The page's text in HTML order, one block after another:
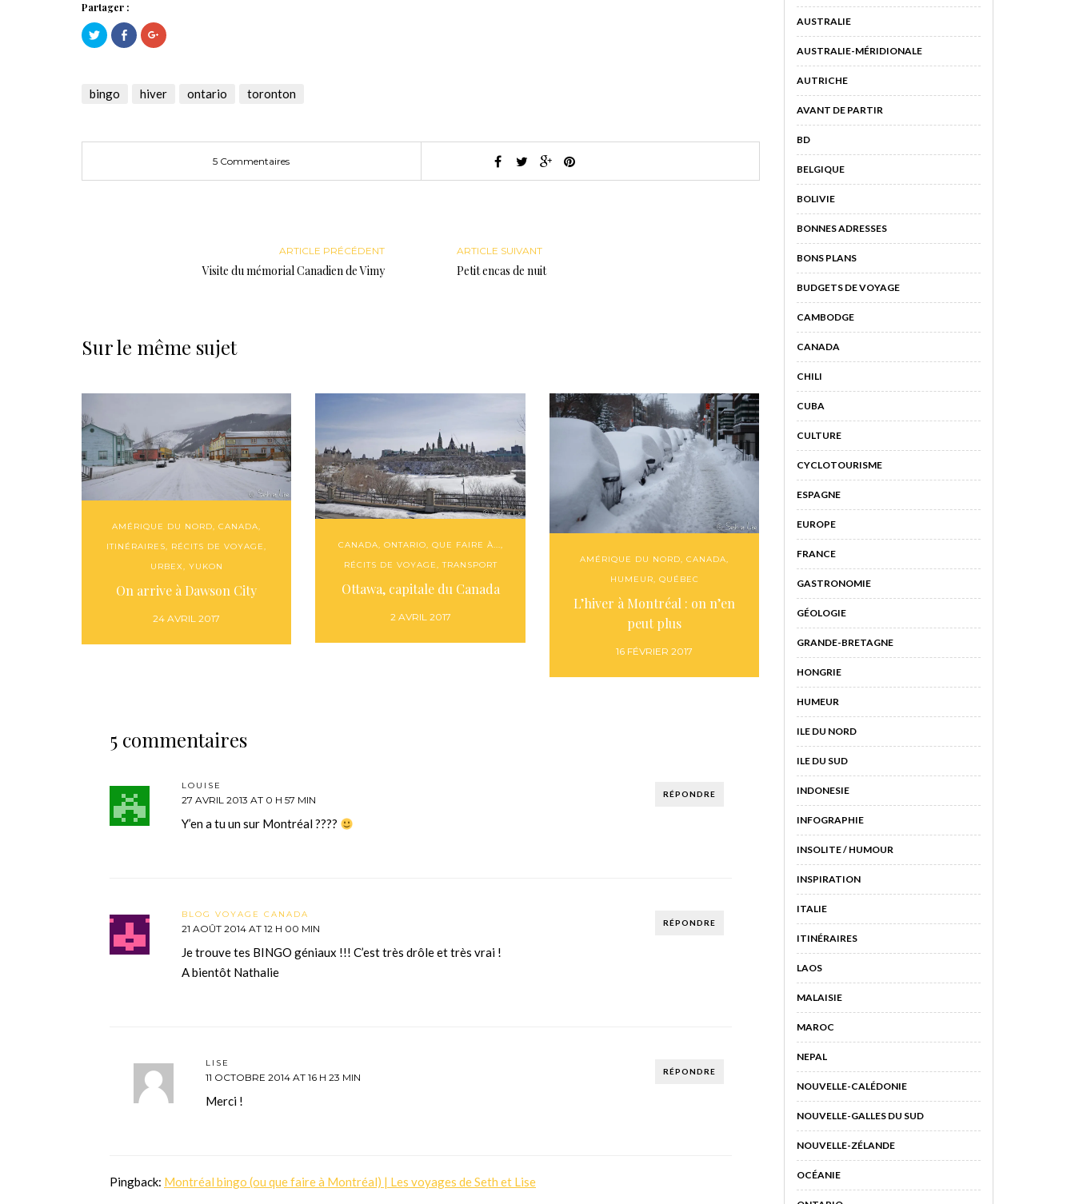
Partager :
Cliquez
pour
partager
une
nouvelle
Cliquez
pour
partager
une
nouvelle
Cliquez
pour
dans
une
bingo hiver ontario toronton
5 Commentaires
ARTICLE PRÉCÉDENT
Visite du mémorial Canadien de Vimy
ARTICLE SUIVANT
Petit encas de nuit
Sur le même sujet
AMÉRIQUE DU NORD,CANADA,
ITINÉRAIRES, RÉCITS DE VOYAGE,
URBEX, YUKON
On arrive à Dawson City
24 AVRIL 2017
CANADA, ONTARIO, QUE FAIRE À...,
RÉCITS DE VOYAGE,TRANSPORT
Ottawa, capitale du Canada
2 AVRIL 2017
AMÉRIQUE DU NORD,CANADA,
HUMEUR, QUÉBEC
L’hiver à Montréal : on n’en
peut plus
16 FÉVRIER 2017
5 commentaires
RÉPONDRE
LOUISE
27 AVRIL 2013 AT 0 H 57 MIN
Y’en a tu un sur Montréal ????
RÉPONDRE
BLOG VOYAGE CANADA
21 AOÛT 2014 AT 12 H 00 MIN
Je trouve tes BINGO géniaux !!! C’est très drôle et très vrai !
A bientôt Nathalie
RÉPONDRE
LISE
11 OCTOBRE 2014 AT 16 H 23 MIN
Merci !
Pingback: Montréal bingo (ou que faire à Montréal) | Les voyages de Seth et Lise
AUSTRALIE
AUSTRALIE-MÉRIDIONALE
AUTRICHE
AVANT DE PARTIR
BD
BELGIQUE
BOLIVIE
BONNES ADRESSES
BONS PLANS
BUDGETS DE VOYAGE
CAMBODGE
CANADA
CHILI
CUBA
CULTURE
CYCLOTOURISME
ESPAGNE
EUROPE
FRANCE
GASTRONOMIE
GÉOLOGIE
GRANDE-BRETAGNE
HONGRIE
HUMEUR
ILE DU NORD
ILE DU SUD
INDONESIE
INFOGRAPHIE
INSOLITE / HUMOUR
INSPIRATION
ITALIE
ITINÉRAIRES
LAOS
MALAISIE
MAROC
NEPAL
NOUVELLE-CALÉDONIE
NOUVELLE-GALLES DU SUD
NOUVELLE-ZÉLANDE
OCÉANIE